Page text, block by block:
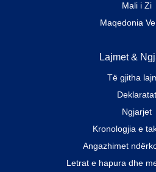
Mali i Zi
Maqedonia
Lajmet &
Të gjitha
Deklaratat
Ngjarjet
Kronologjia e
Angazhimet
Letrat e hapura dhe